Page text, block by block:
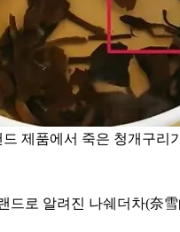
제품에서 죽은 청개구리
드로 알려진 나쉐더차(奈